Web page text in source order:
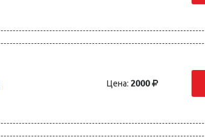
Цена: 2000